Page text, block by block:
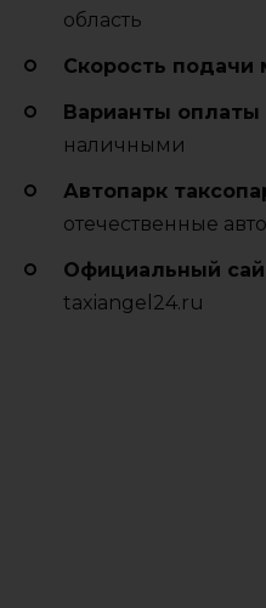
область
Cкорость
Варианты оплаты
наличными
Автопарк
отечественные авто
Официальный
taxiangel24.ru